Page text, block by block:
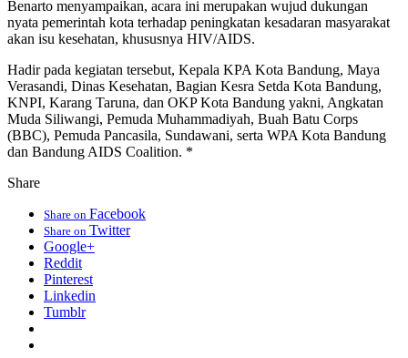
Benarto menyampaikan, acara ini merupakan wujud dukungan
nyata pemerintah kota terhadap peningkatan kesadaran masyarakat
akan isu kesehatan, khususnya HIV/AIDS.
Hadir pada kegiatan tersebut, Kepala KPA Kota Bandung, Maya
Verasandi, Dinas Kesehatan, Bagian Kesra Setda Kota Bandung,
KNPI, Karang Taruna, dan OKP Kota Bandung yakni, Angkatan
Muda Siliwangi, Pemuda Muhammadiyah, Buah Batu Corps
(BBC), Pemuda Pancasila, Sundawani, serta WPA Kota Bandung
dan Bandung AIDS Coalition. *
Share
Share on Facebook
Share on Twitter
Google+
Reddit
Pinterest
Linkedin
Tumblr